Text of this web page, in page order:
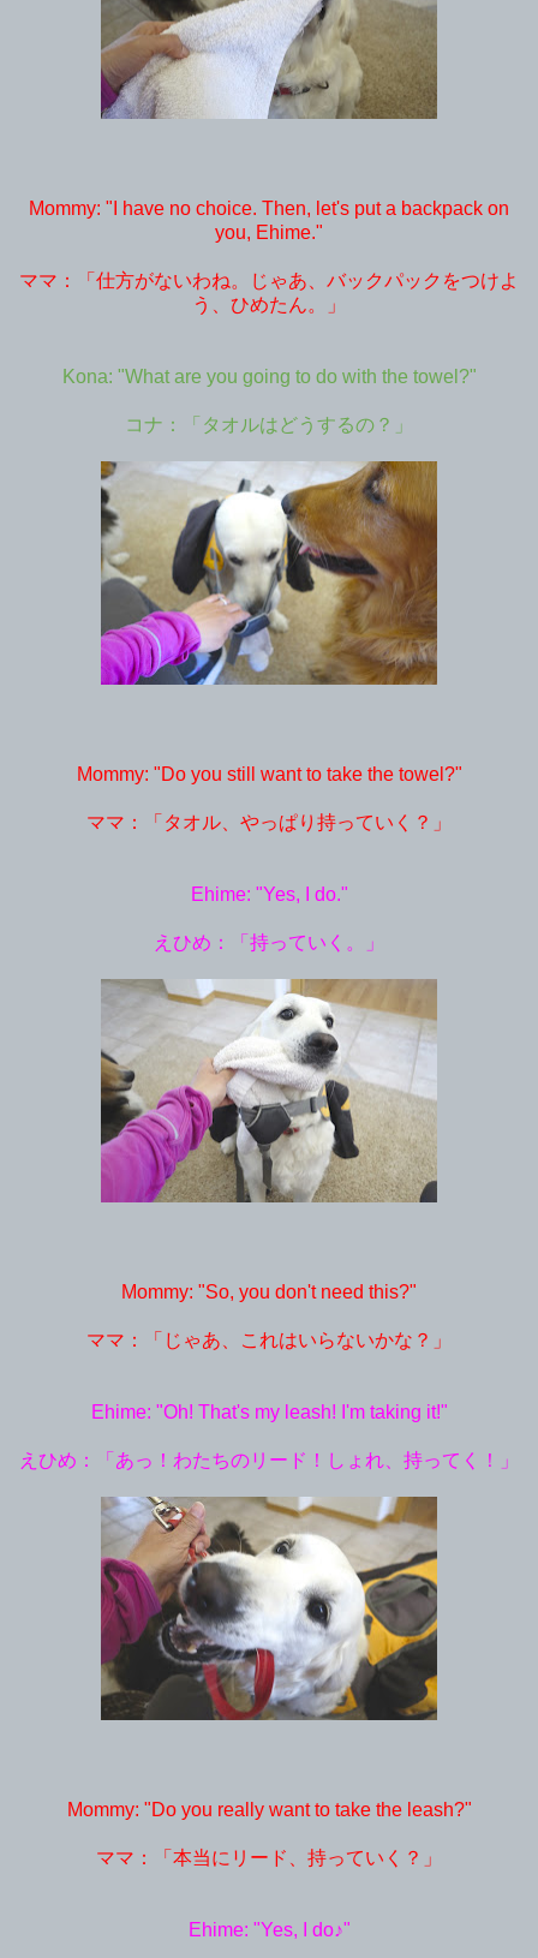
Mommy: "I have no choice. Then, let's put a backpack on
you, Ehime."
ママ：「仕方がないわね。じゃあ、バックパックをつけよ
う、ひめたん。」
Kona: "What are you going to do with the towel?"
コナ：「タオルはどうするの？」
Mommy: "Do you still want to take the towel?"
ママ：「タオル、やっぱり持っていく？」
Ehime: "Yes, I do."
えひめ：「持っていく。」
Mommy: "So, you don't need this?"
ママ：「じゃあ、これはいらないかな？」
Ehime: "Oh! That's my leash! I'm taking it!"
えひめ：「あっ！わたちのリード！しょれ、持ってく！」
Mommy: "Do you really want to take the leash?"
ママ：「本当にリード、持っていく？」
Ehime: "Yes, I do♪"